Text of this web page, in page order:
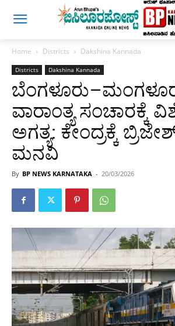
Home Districts Dakshina Kannada
Districts Dakshina Kannada
ವಾರಾಂತ್ಯ ಸಂಚಾರಕ್ಕೆ
ಅಗತ್ಯ: ಕೇಂದ್ರಕ್ಕೆ
ಮನವಿ
By BP NEWS KARNATAKA - 20/03/2026